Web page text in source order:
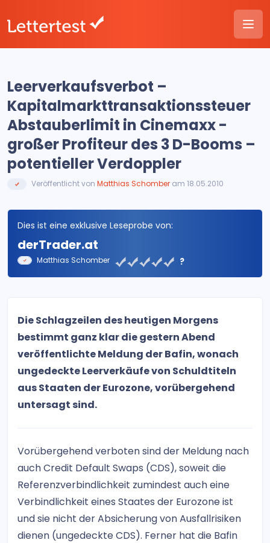
Leerverkaufsverbot –
Kapitalmarkttransaktionssteuer
Abstauberlimit in Cinemaxx -
großer Profiteur des 3 D-Booms –
potentieller Verdoppler
Veröffentlicht von Matthias Schomber am 18.05.2010
Dies ist eine exklusive Leseprobe von:
derTrader.at
Matthias Schomber ?
Die Schlagzeilen des heutigen Morgens
bestimmt ganz klar die gestern Abend
veröffentlichte Meldung der Bafin, wonach
ungedeckte Leerverkäufe von Schuldtiteln
aus Staaten der Eurozone, vorübergehend
untersagt sind.
Vorübergehend verboten sind der Meldung nach
auch Credit Default Swaps (CDS), soweit die
Referenzverbindlichkeit zumindest auch eine
Verbindlichkeit eines Staates der Eurozone ist
und sie nicht der Absicherung von Ausfallrisiken
dienen (ungedeckte CDS). Ferner hat die Bafin